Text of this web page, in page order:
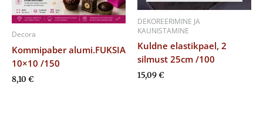
Decora
Kommipaber alumi.FUKSIA
10×10 /150
8,10 €
DEKOREERIMINE JA
KAUNISTAMINE
Kuldne elastikpael, 2
silmust 25cm /100
15,09€